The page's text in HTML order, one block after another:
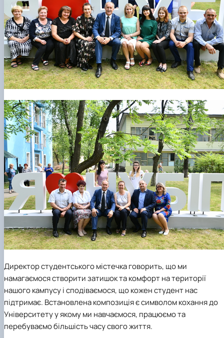
Директор студентського містечка говорить, що ми
намагаємося створити затишок та комфорт на території
нашого кампусу і сподіваємося, що кожен студент нас
підтримає. Встановлена композиція є символом кохання до
Університету у якому ми навчаємося, працюємо та
перебуваємо більшість часу свого життя.